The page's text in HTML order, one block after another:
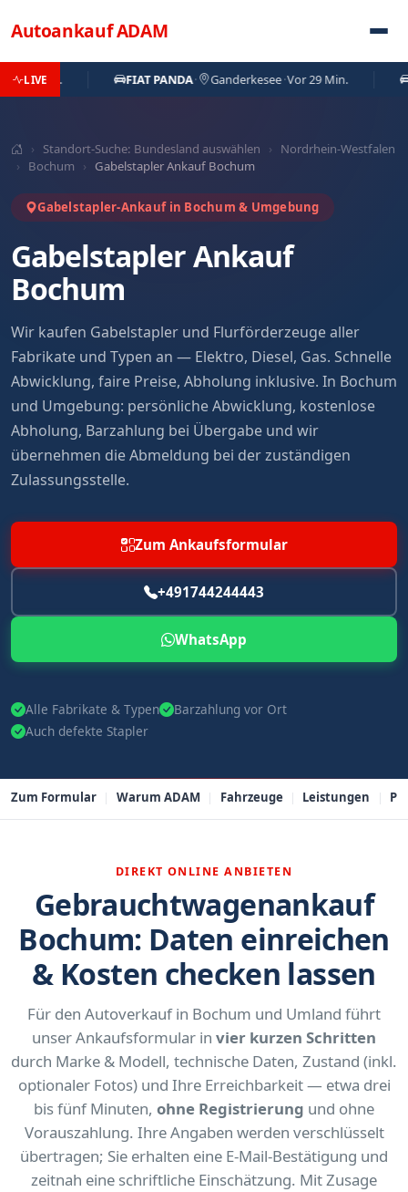
AutoankaufADAM
LIVE FIAT PANDA· Ganderkesee·Vor 29 Min. VW T5
› Standort-Suche: Bundesland auswählen ›
Nordrhein-Westfalen
›
Bochum › Gabelstapler Ankauf Bochum
Gabelstapler-Ankauf in Bochum & Umgebung
Gabelstapler Ankauf
Bochum
Wir kaufen Gabelstapler und Flurförderzeuge aller
Fabrikate und Typen an — Elektro, Diesel, Gas. Schnelle
Abwicklung, faire Preise, Abholung inklusive. In Bochum
und Umgebung: persönliche Abwicklung, kostenlose
Abholung, Barzahlung bei Übergabe und wir
übernehmen die Abmeldung bei der zuständigen
Zulassungsstelle.
Zum Ankaufsformular
+491744244443
WhatsApp
Alle Fabrikate & Typen
Barzahlung vor Ort
Auch defekte Stapler
Zum Formular Warum ADAM Fahrzeuge Leistungen
DIREKT ONLINE ANBIETEN
Gebrauchtwagenankauf
Bochum: Daten einreichen
& Kosten checken lassen
Für den Autoverkauf in Bochum und Umland führt
unser Ankaufsformular in vier kurzen Schritten
durch Marke & Modell, technische Daten, Zustand (inkl.
optionaler Fotos) und Ihre Erreichbarkeit — etwa drei
bis fünf Minuten, ohne Registrierung und ohne
Vorauszahlung. Ihre Angaben werden verschlüsselt
übertragen; Sie erhalten eine E-Mail-Bestätigung und
zeitnah eine schriftliche Einschätzung. Mit Zusage